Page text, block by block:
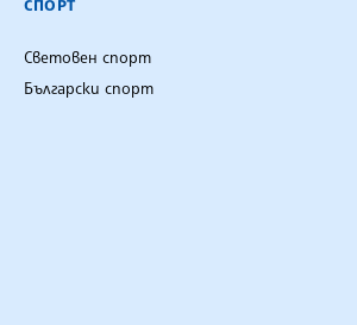
СПОРТ
Световен спорт
Български спорт